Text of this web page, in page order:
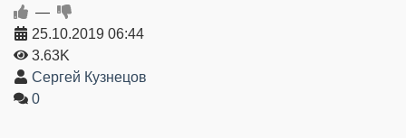
—
25.10.2019 06:44
3.63K
Сергей Кузнецов
0